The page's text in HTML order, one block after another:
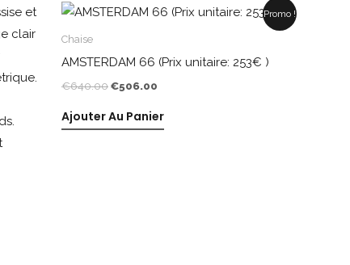
Promo !
Chaise
AMSTERDAM 66 (Prix unitaire: 253€ )
€640.00
Le
€640.00.
€506.00
Le
prix
€506.00.
Ajouter Au Panier